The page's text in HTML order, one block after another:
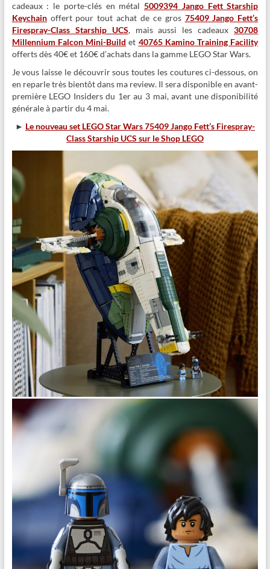
cadeaux : le porte-clés en métal5009394 Jango Fett Starship
Keychainoffert pour tout achat de ce gros 75409 Jango Fett’s
Firespray-Class Starship UCS, mais aussi les cadeaux30708
Millennium Falcon Mini-Build et 40765 Kamino Training Facility
offerts dès 40€ et 160€ d’achats dans la gamme LEGO Star Wars.
Je vous laisse le découvrir sous toutes les coutures ci-dessous, on
en reparle très bientôt dans ma review. Il sera disponible en avant-
première LEGO Insiders du 1er au 3 mai, avant une disponibilité
générale à partir du 4 mai.
► Le nouveau set LEGO Star Wars 75409 Jango Fett’s Firespray-
Class Starship UCS sur le Shop LEGO